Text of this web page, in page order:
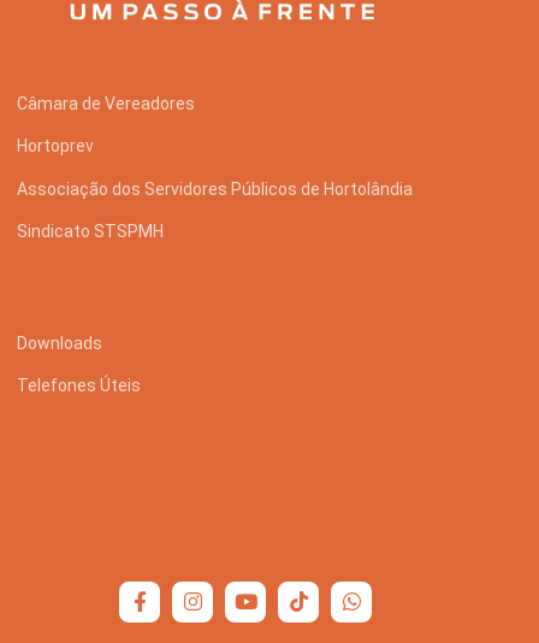
Câmara de Vereadores
Hortoprev
Associação dos Servidores Públicos de Hortolândia
Sindicato STSPMH
Downloads
Telefones Úteis